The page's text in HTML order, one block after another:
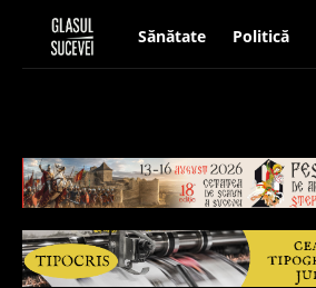
Sănătate Politică